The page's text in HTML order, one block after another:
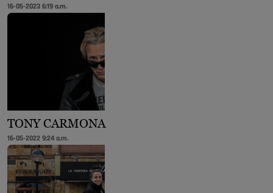
16-05-2023 6:19 a.m.
TONY CARMONA
16-05-2022 9:24 a.m.